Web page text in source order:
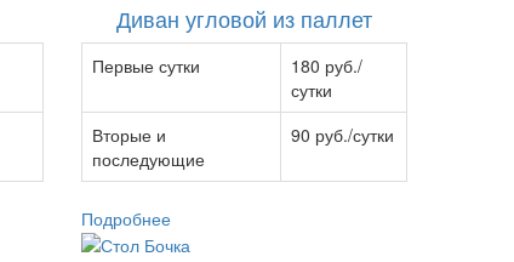
Диван угловой из паллет
Первые сутки
180 руб./
сутки
Вторые и
последующие
90 руб./сутки
Подробнее